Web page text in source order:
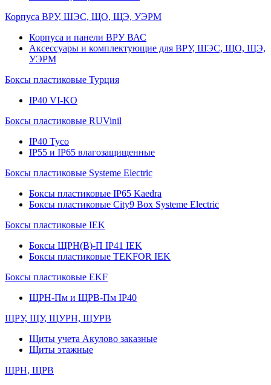
Корпуса ВРУ, ШЭС, ЩО, ЩЭ, УЭРМ
Корпуса и панели ВРУ ВАС
Аксессуары и комплектующие для ВРУ, ШЭС, ЩО, ЩЭ,
УЭРМ
Боксы пластиковые Турция
IP40 VI-KO
Боксы пластиковые RUVinil
IP40 Тусо
IP55 и IP65 влагозащищенные
Боксы пластиковые Systeme Electric
Боксы пластиковые IP65 Kaedra
Боксы пластиковые City9 Box Systeme Electric
Боксы пластиковые IEK
Боксы ЩРН(В)-П IP41 IEK
Боксы пластиковые TEKFOR IEK
Боксы пластиковые EKF
ЩРН-Пм и ЩРВ-Пм IP40
ЩРУ, ЩУ, ЩУРН, ЩУРВ
Щиты учета Акулово заказные
Щиты этажные
ЩРН, ЩРВ